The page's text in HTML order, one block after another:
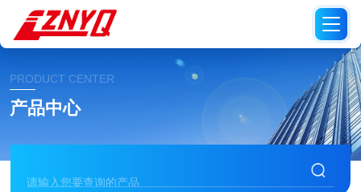
PRODUCT CENTER
产品中心